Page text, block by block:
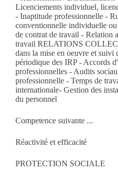
Licenciements individuel,
- Inaptitude professionnelle -
conventionnelle individuelle
de contrat de travail - Relation
travail RELATIONS
dans la mise en oeuvre et suivi
périodique des IRP - Accords
professionnelles - Audits
professionnelle - Temps de
internationale- Gestion des
du personnel
Competence suivante ...
Réactivité et efficacité
PROTECTION SOCIALE